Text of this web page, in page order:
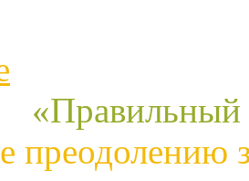
преодолению